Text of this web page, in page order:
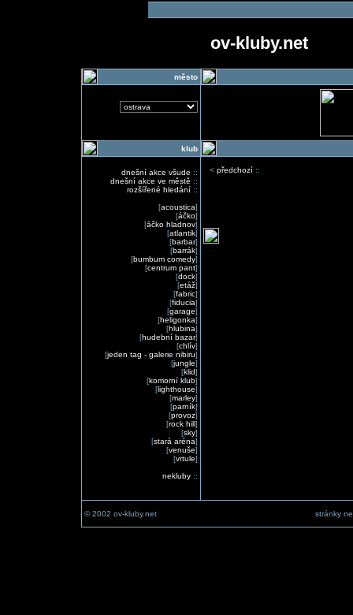
ov-kluby.net
město
klub
dnešní akce všude ::
dnešní akce ve městě ::
rozšířené hledání::
[acoustica]
[áčko]
[áčko hladnov]
[atlantik]
[barbar]
[barrák]
[bumbum comedy]
[centrum pant]
[dock]
[etáž]
[fabric]
[fiducia]
[garage]
[heligonka]
[hlubina]
[hudební bazar]
[chlív]
[jeden tag - galerie nibiru]
[jungle]
[klid]
[komorní klub]
[lighthouse]
[marley]
[parník]
[provoz]
[rock hill]
[sky]
[stará aréna]
[venuše]
[vrtule]
nekluby::
< předchozí::
© 2002 ov-kluby.net stránky